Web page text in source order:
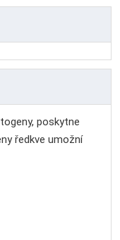
poskytne
ředkve umožní